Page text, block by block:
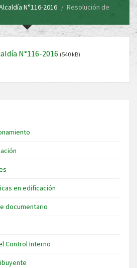
N°116-2016
Resolución de
N°116-2016 (540 kB)
en edificación
documentario
Control Interno